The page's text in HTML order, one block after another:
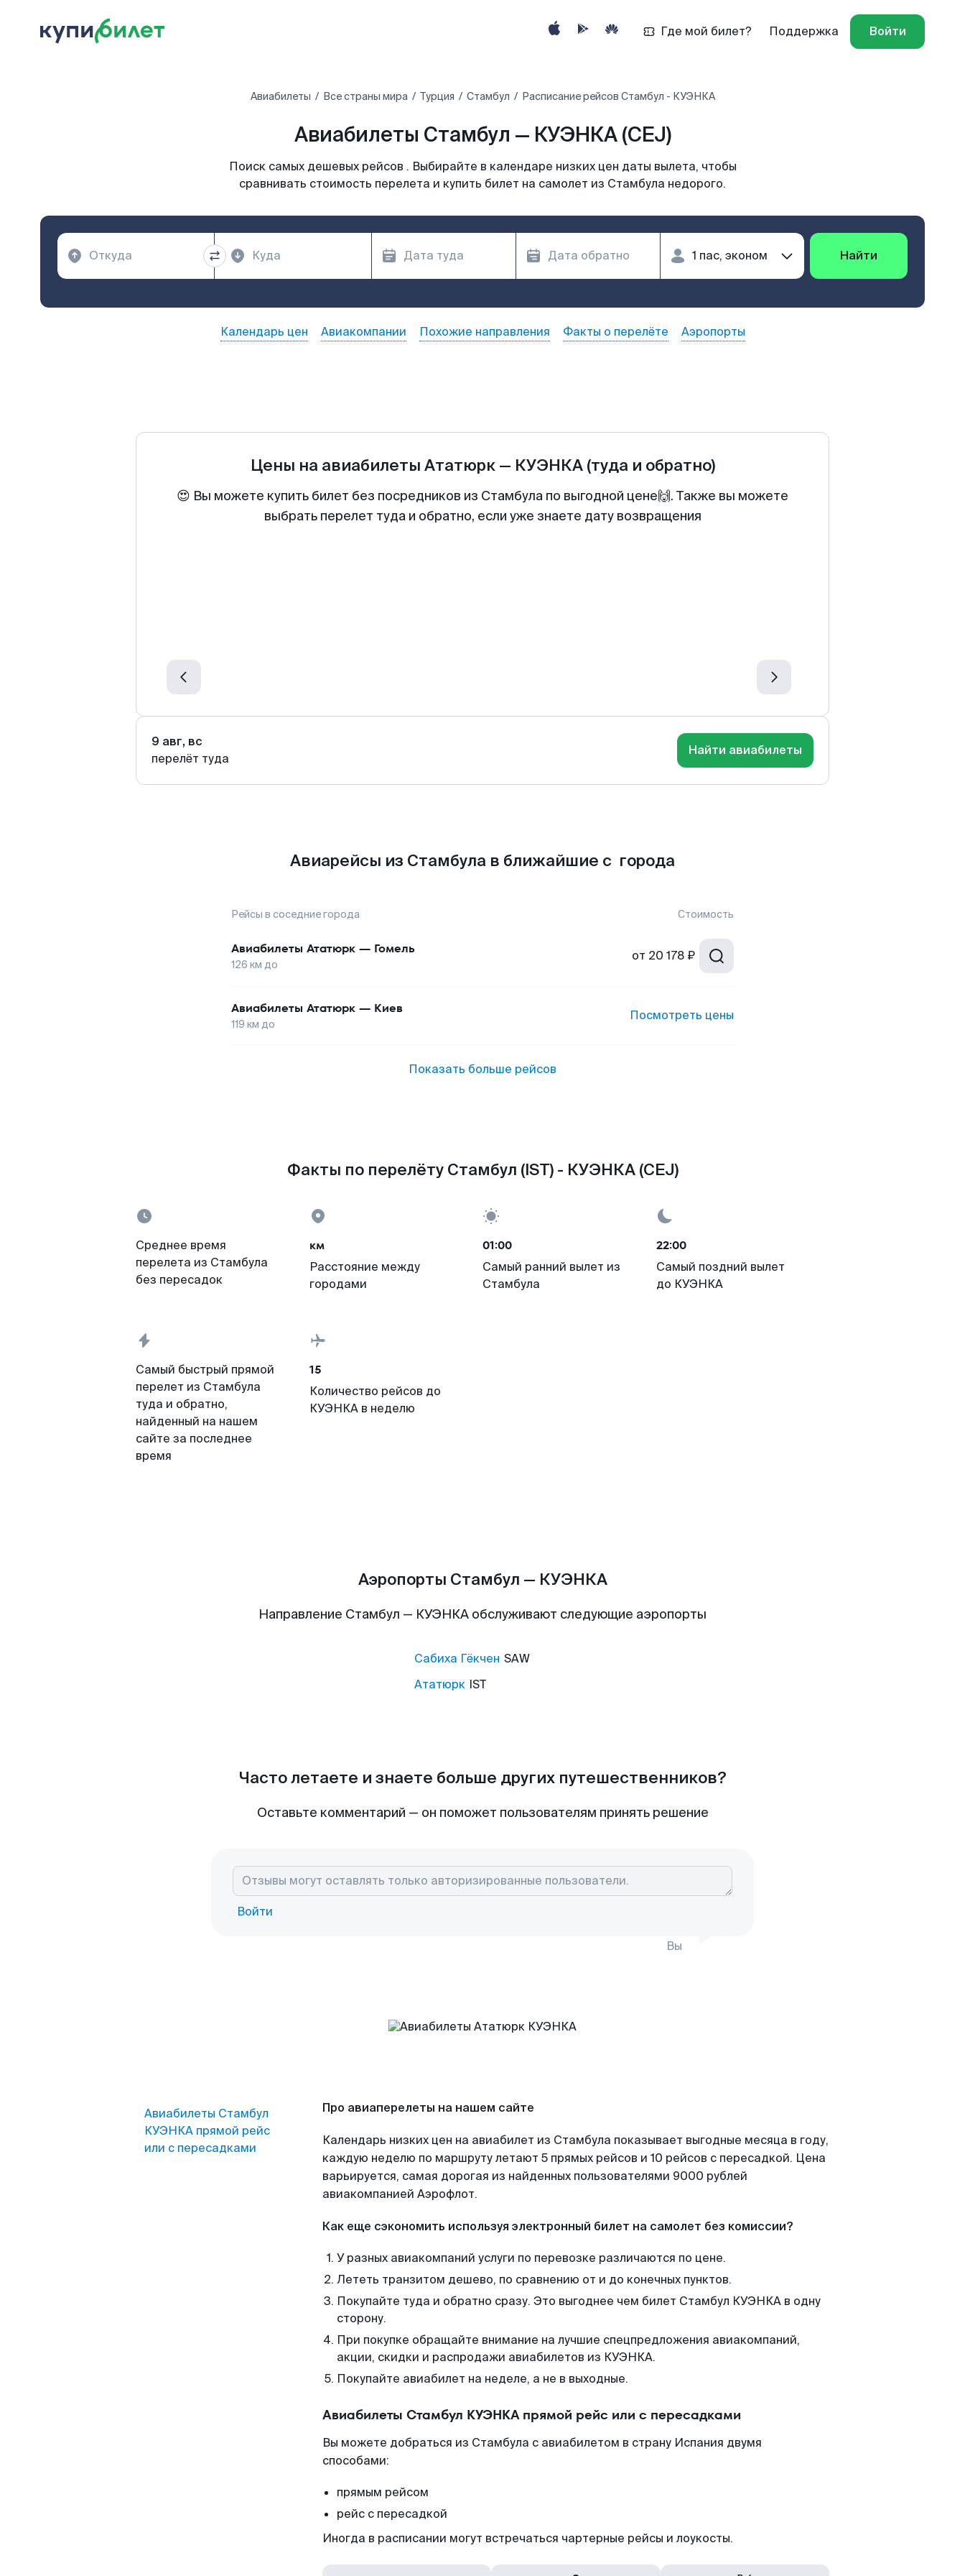
Где мой билет? Поддержка Войти
Авиабилеты Все страны мира Турция Стамбул Расписание рейсов Стамбул - КУЭНКА
Авиабилеты Стамбул — КУЭНКА (CEJ)
Поиск самых дешевых рейсов . Выбирайте в календаре низких цен даты вылета, чтобы
сравнивать стоимость перелета и купить билет на самолет из Стамбула недорого.
Найти
Календарь цен Авиакомпании Похожие направления Факты о перелёте Аэропорты
Цены на авиабилеты Ататюрк— КУЭНКА (туда и обратно)
😍 Вы можете купить билет без посредников из Стамбула по выгодной цене🙌. Также вы можете
выбрать перелет туда и обратно, если уже знаете дату возвращения
9 авг, вс
перелёт туда
Найти авиабилеты
Авиарейсы из Стамбула в ближайшие с города
Рейсы в соседние города Стоимость
Авиабилеты Ататюрк — Гомель
126 км до
от 20 178 ₽
Авиабилеты Ататюрк — Киев
119 км до
Посмотреть цены
Показать больше рейсов
Факты по перелёту Стамбул (IST) - КУЭНКА (CEJ)
Среднее время
перелета из Стамбула
без пересадок
км
Расстояние между
городами
01:00
Самый ранний вылет из
Стамбула
22:00
Самый поздний вылет
до КУЭНКА
Самый быстрый прямой
перелет из Стамбула
туда и обратно,
найденный на нашем
сайте за последнее
время
15
Количество рейсов до
КУЭНКА в неделю
Аэропорты Стамбул — КУЭНКА
Направление Стамбул — КУЭНКА обслуживают следующие аэропорты
Сабиха Гёкчен SAW
Ататюрк IST
Часто летаете и знаете больше других путешественников?
Оставьте комментарий — он поможет пользователям принять решение
Войти
Вы
Авиабилеты Стамбул
КУЭНКА прямой рейс
или с пересадками
Про авиаперелеты на нашем сайте
Календарь низких цен на авиабилет из Стамбула показывает выгодные месяца в году,
каждую неделю по маршруту летают 5 прямых рейсов и 10 рейсов с пересадкой. Цена
варьируется, самая дорогая из найденных пользователями 9000 рублей
авиакомпанией Аэрофлот.
Как еще сэкономить используя электронный билет на самолет без комиссии?
У разных авиакомпаний услуги по перевозке различаются по цене.
Лететь транзитом дешево, по сравнению от и до конечных пунктов.
Покупайте туда и обратно сразу. Это выгоднее чем билет Стамбул КУЭНКА в одну
сторону.
При покупке обращайте внимание на лучшие спецпредложения авиакомпаний,
акции, скидки и распродажи авиабилетов из КУЭНКА.
Покупайте авиабилет на неделе, а не в выходные.
Авиабилеты Стамбул КУЭНКА прямой рейс или с пересадками
Вы можете добраться из Стамбула с авиабилетом в страну Испания двумя
способами:
прямым рейсом
рейс с пересадкой
Иногда в расписании могут встречаться чартерные рейсы и лоукосты.